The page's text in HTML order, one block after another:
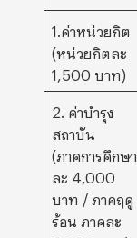
1.ค่าหน่วยกิต
(หน่วยกิตละ
1,500 บาท)
2. ค่าบำรุง
สถาบัน
(ภาคการศึกษา
ละ 4,000
บาท / ภาคฤดู
ร้อน ภาคละ